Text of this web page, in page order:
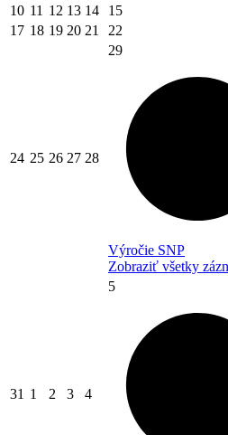
10 11 12 13 14 15
17 18 19 20 21 22
24 25 26 27 28
29
Výročie SNP
Zobraziť všetky
31 1 2 3 4
5